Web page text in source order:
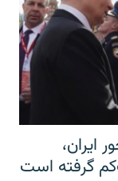
ایران،
گرفته است